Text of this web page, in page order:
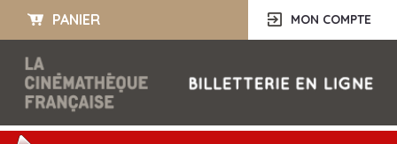
PANIER MON COMPTE